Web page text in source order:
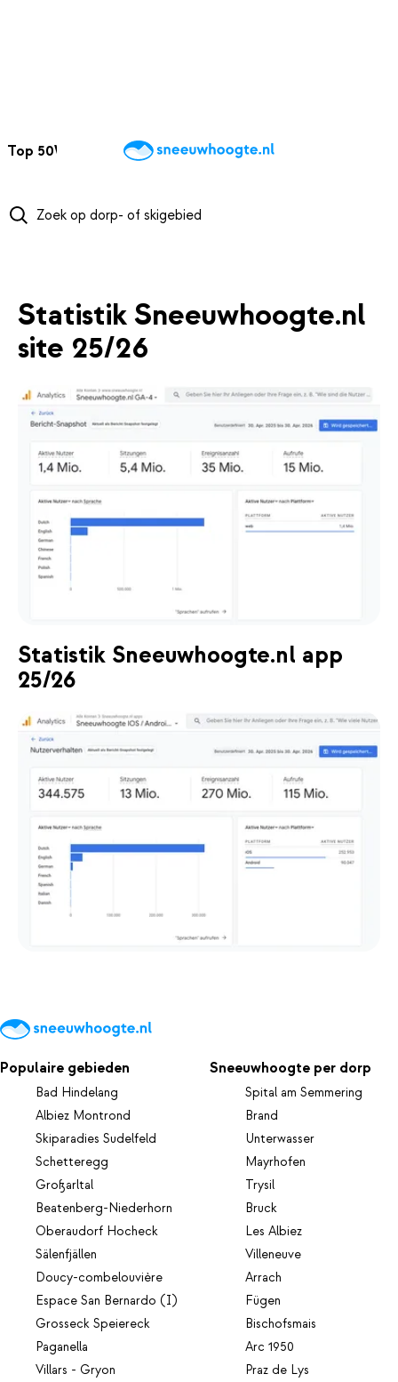
Top 50Webcams WintersportweerKaarten
Statistik Sneeuwhoogte.nl
site 25/26
Statistik Sneeuwhoogte.nl app
25/26
Populaire gebieden
Bad Hindelang
Albiez Montrond
Skiparadies Sudelfeld
Schetteregg
Großarltal
Beatenberg-Niederhorn
Oberaudorf Hocheck
Sälenfjällen
Doucy-combelouvière
Espace San Bernardo (I)
Grosseck Speiereck
Paganella
Villars - Gryon
Sneeuwhoogte per dorp
Spital am Semmering
Brand
Unterwasser
Mayrhofen
Trysil
Bruck
Les Albiez
Villeneuve
Arrach
Fügen
Bischofsmais
Arc 1950
Praz de Lys